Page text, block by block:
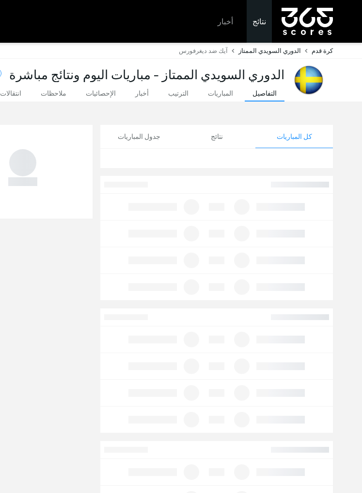
نتائج أخبار
كرة قدم الدوري السويدي الممتاز آيك ضد ديغرفورس
الدوري السويدي الممتاز - مباريات اليوم ونتائج مباشرة
التفاصيل المباريات الترتيب أخبار الإحصائيات ملاحظات انتقالات
كل المباريات نتائج جدول المباريات